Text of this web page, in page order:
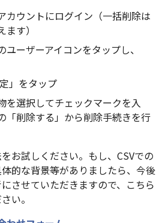
カウントにログイン（一括削除は
す）
ユーザーアイコンをタップし、
」をタップ
を選択してチェックマークを入
「削除する」から削除手続きを行
お試しください。もし、CSVでの
的な背景等がありましたら、今後
させていただきますので、こちら
い。